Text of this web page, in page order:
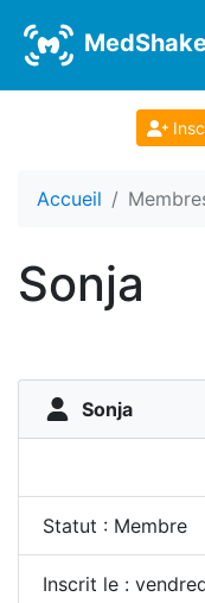
Accueil
Sonja
Sonja
Statut : Membre
Inscrit le :